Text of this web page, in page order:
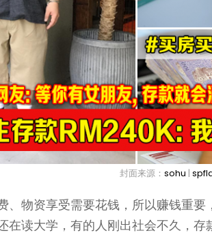
封面来源： sohu |
、物资享受需要花钱，所以赚钱重要
在读大学，有的人刚出社会不久，存